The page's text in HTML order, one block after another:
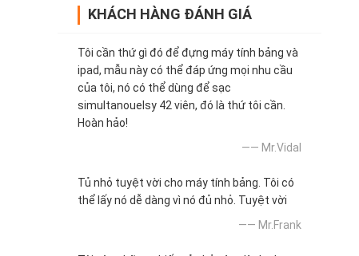
KHÁCH HÀNG ĐÁNH GIÁ
Tôi cần thứ gì đó để đựng máy tính bảng và
ipad, mẫu này có thể đáp ứng mọi nhu cầu
của tôi, nó có thể dùng để sạc
simultanouelsy 42 viên, đó là thứ tôi cần.
Hoàn hảo!
—— Mr.Vidal
Tủ nhỏ tuyệt vời cho máy tính bảng. Tôi có
thể lấy nó dễ dàng vì nó đủ nhỏ. Tuyệt vời
—— Mr.Frank